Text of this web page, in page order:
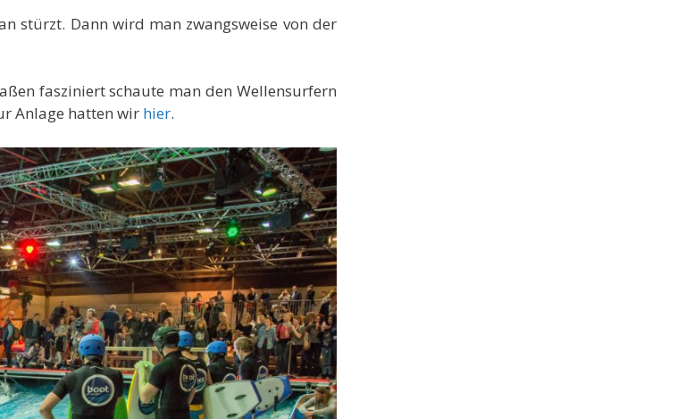
stürzt. Dann wird man zwangsweise von der
fasziniert schaute man den Wellensurfern
Anlage hatten wir hier.